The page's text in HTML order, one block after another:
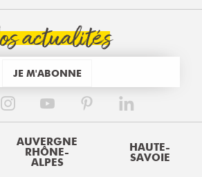
actualités
JE M'ABONNE
AUVERGNE
RHÔNE-
ALPES
HAUTE-
SAVOIE